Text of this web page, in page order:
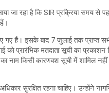
जा रहा है कि SIR प्रक्रिया समय से
गए हैं। इसके बाद 7 जुलाई तक प्राप्त
प्रारंभिक मतदाता सूची का प्रकाशन
किसी कारणवश सूची में शामिल नहीं हो
सुरक्षित रहना चाहिए। उन्होंने